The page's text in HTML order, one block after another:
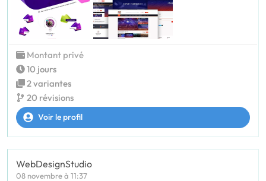
Montant privé
10 jours
2 variantes
20 révisions
Voir le profil
WebDesignStudio
08 novembre à 11:37